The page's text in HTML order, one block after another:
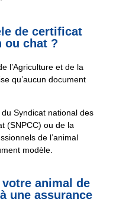
de certificat
ou chat ?
l’Agriculture et de la
qu’aucun document
Syndicat national des
(SNPCC) ou de la
de l’animal
modèle.
animal de
une assurance